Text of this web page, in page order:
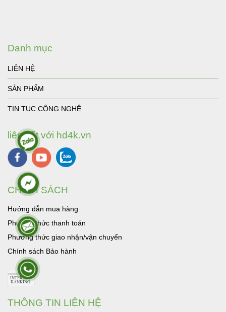
Danh mục
LIÊN HỆ
SẢN PHẨM
TIN TUC CÔNG NGHỆ
liên kết với hd4k.vn
CHÍNH SÁCH
Hướng dẫn mua hàng
Phương thức thanh toán
Phương thức giao nhận/vận chuyển
Chính sách Bảo hành
THÔNG TIN LIÊN HỆ